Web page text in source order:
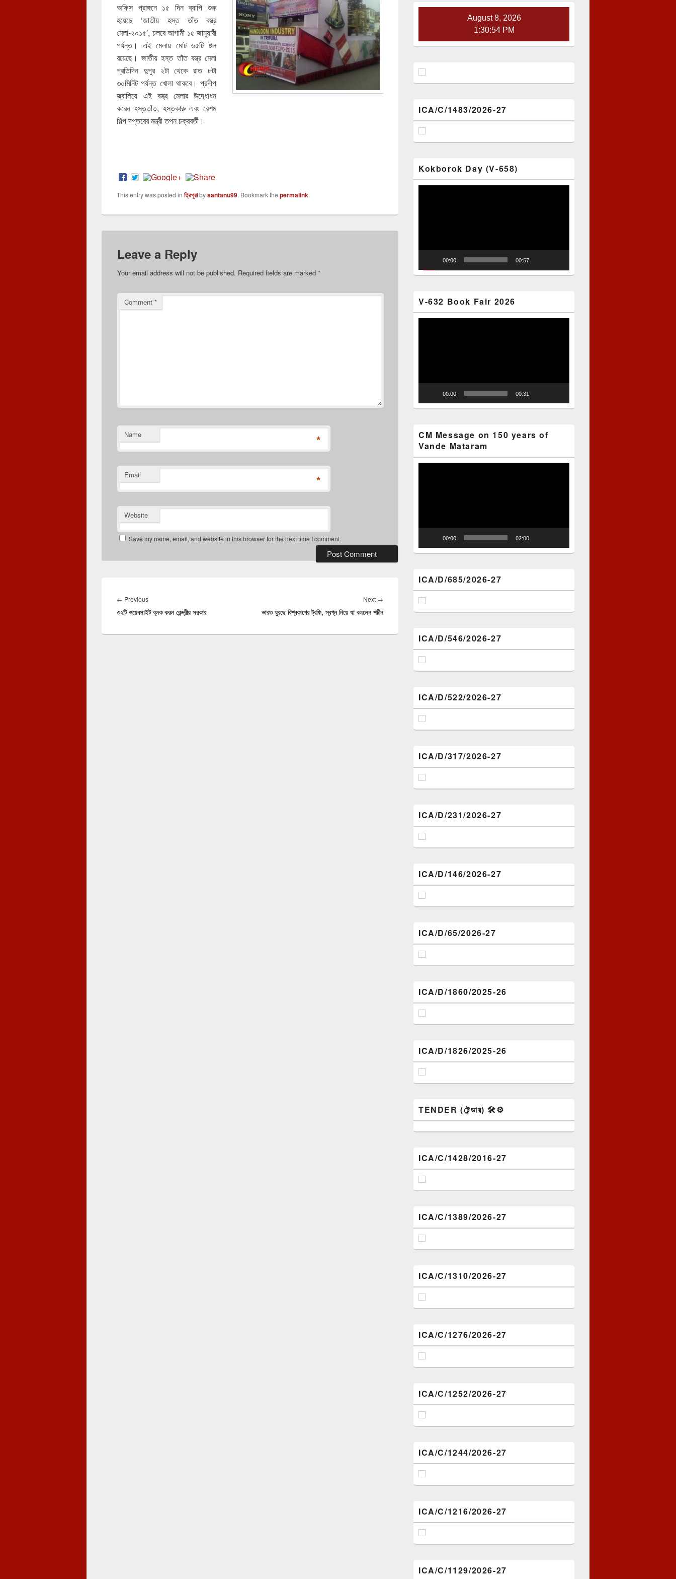
অফিস প্রাঙ্গনে ১৫ দিন ব্যাপি শুরু
হয়েছে ‘জাতীয় হস্ত তাঁত বস্ত্র
মেলা-২০১৫’, চলবে আগামী ১৫ জানুয়ারী
পর্যন্ত। এই মেলায় মোট ৬৫টি ষ্টল
রয়েছে। জাতীয় হস্ত তাঁত বস্ত্র মেলা
প্রতিদিন দুপুর ২টা থেকে রাত ৮টা
৩০মিনিট পর্যন্ত খোলা থাকবে। প্রদীপ
জ্বালিয়ে এই বস্ত্র মেলার উদ্ধোধন
করেন হস্ততাঁত, হস্তকারু এবং রেশম
শিল্প দপ্তরের মন্ত্রী তপন চক্রবর্তী।
This entry was posted in ত্রিপুরাbysantanu99. Bookmark the permalink.
Leave a Reply
Your email address will not be published. Required fields are marked *
Comment *
Name *
Email *
Website
Save my name, email, and website in this browser for the next time I comment.
navigation
← PreviousPrevious
post:
৩২টি ওয়েবসাইট ব্লক করল কেন্দ্রীয় সরকার
Next →
post:
ভারত ঘুরছে বিশ্বকাপের ট্রফি, স্বপ্ন নিয়ে যা বললেন শচীন
August 8, 2026
1:30:55 PM
ICA/C/1483/2026-27
Kokborok Day (V-658)
00:00 00:57
V-632 Book Fair 2026
00:00 00:31
CM Message on 150 years of
Vande Mataram
00:00 02:00
ICA/D/685/2026-27
ICA/D/546/2026-27
ICA/D/522/2026-27
ICA/D/317/2026-27
ICA/D/231/2026-27
ICA/D/146/2026-27
ICA/D/65/2026-27
ICA/D/1860/2025-26
ICA/D/1826/2025-26
TENDER (টেন্ডার) 🛠️⚙️
ICA/C/1428/2016-27
ICA/C/1389/2026-27
ICA/C/1310/2026-27
ICA/C/1276/2026-27
ICA/C/1252/2026-27
ICA/C/1244/2026-27
ICA/C/1216/2026-27
ICA/C/1129/2026-27